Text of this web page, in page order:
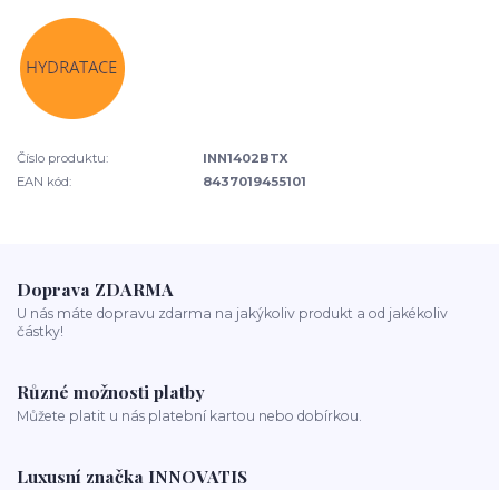
Číslo produktu:
INN1402BTX
EAN kód:
8437019455101
Doprava ZDARMA
U nás máte dopravu zdarma na jakýkoliv produkt a od jakékoliv
částky!
Různé možnosti platby
Můžete platit u nás platební kartou nebo dobírkou.
Luxusní značka INNOVATIS